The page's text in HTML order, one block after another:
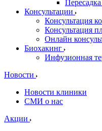
Консультации
Консультация
Консультация
Онлайн
Биохакинг
Инфузионная
Новости
Новости клиники
СМИ о нас
Акции